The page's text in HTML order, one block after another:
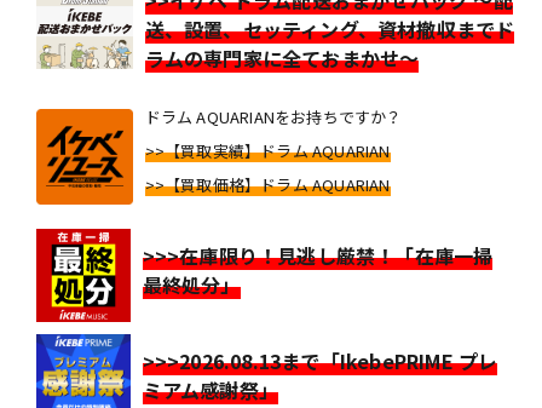
送、設置、セッティング、資材撤収までド
ラムの専門家に全ておまかせ～
ドラム AQUARIANをお持ちですか？
>>【買取実績】ドラム AQUARIAN
>>【買取価格】ドラム AQUARIAN
>>>在庫限り！見逃し厳禁！「在庫一掃
最終処分」
>>>2026.08.13まで「IkebePRIME プレ
ミアム感謝祭」